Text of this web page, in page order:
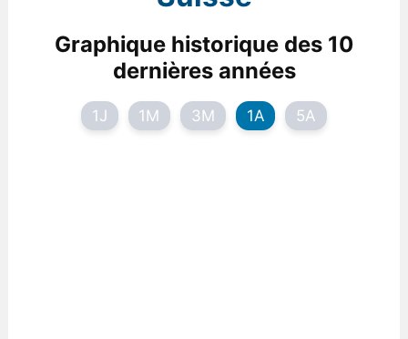
Graphique historique des 10
dernières années
1J 1M 3M 1A 5A